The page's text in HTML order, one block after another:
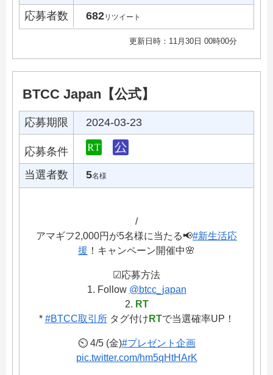
応募者数
682リツイート
更新日時：11月30日 00時00分
BTCC Japan【公式】
応募期限 2024-03-23
応募条件
当選者数
5名様
/
アマギフ2,000円が5名様に当たる📢#新生活応
援 ！キャンペーン開催中🌸
☑応募方法
1. Follow @btcc_japan
2. RT
* #BTCC取引所タグ付け RTで当選確率UP！
⏲ 4/5 (金)#プレゼント企画
pic.twitter.com/hm5qHtHArK